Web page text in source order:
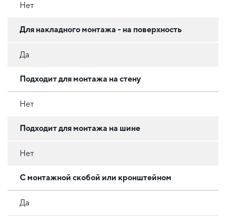
Нет
Для накладного монтажа - на поверхность
Да
Подходит для монтажа на стену
Нет
Подходит для монтажа на шине
Нет
С монтажной скобой или кронштейном
Да